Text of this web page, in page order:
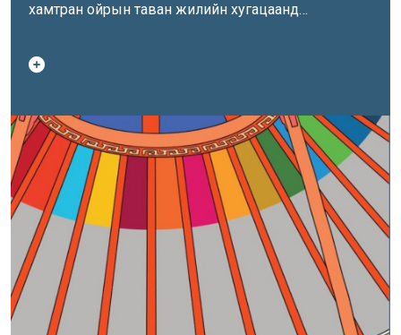
хамтран ойрын таван жилийн хугацаанд
төлөвлөлтийн нэгдсэн хүрээг тодорхойлно. Энэхүү
баримт бичгийн хэрэгжилтэд НҮБ-ын системийн 23
илэрхийлсэн байна. НҮБ болон Монгол Улсын
Засгийн газрын хамтын ажиллагаа нь Монгол
Улсыг хүртээмжтэй, гамшигт тэсвэртэй,
тогтвортой хөгжил бүхий эрүүл, аюулгүй орчинтой,
хууль дээдлэх ёс болон хүний эрхийн харилцан
шүтэлцээг хангасан улс болон хөгжихөд хувь
нэмрээ оруулах болно.